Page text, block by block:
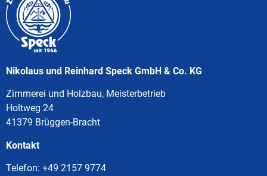
Nikolaus und Reinhard Speck GmbH & Co. KG
Zimmerei und Holzbau, Meisterbetrieb
Holtweg 24
41379 Brüggen-Bracht
Kontakt
Telefon: +49 2157 9774